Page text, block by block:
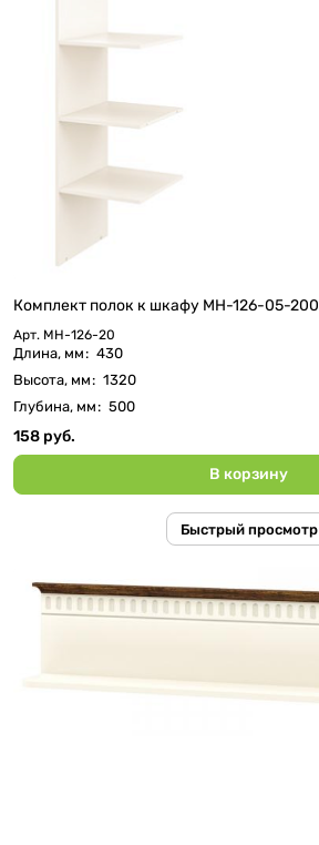
Комплект полок к шкафу МН-126-05-200
Арт. МН-126-20
Длина, мм: 430
Высота, мм: 1320
Глубина, мм: 500
158 руб.
В корзину
Быстрый просмотр